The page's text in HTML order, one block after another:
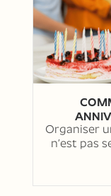
Organiser
n’est pas